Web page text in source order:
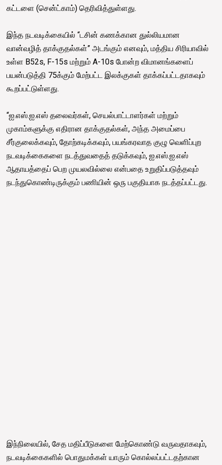
கட்டளை (சென்ட்காம்) தெரிவித்துள்ளது.
இந்த நடவடிக்கையில் “டசின் கணக்கான துல்லியமான
வான்வழித் தாக்குதல்கள்” அடங்கும் எனவும், மத்திய சிரியாவில்
உள்ள B52s, F-15s மற்றும் A-10s போன்ற விமானங்களைப்
பயன்படுத்தி 75க்கும் மேற்பட்ட இலக்குகள் தாக்கப்பட்டதாகவும்
கூறப்பட்டுள்ளது.
“ஐ.எஸ்.ஐ.எஸ் தலைவர்கள், செயல்பாட்டாளர்கள் மற்றும்
முகாம்களுக்கு எதிரான தாக்குதல்கள், அந்த அமைப்பை
சீர்குலைக்கவும், தோற்கடிக்கவும், பயங்கரவாத குழு வெளிப்புற
நடவடிக்கைகளை நடத்துவதைத் தடுக்கவும், ஐ.எஸ்.ஐ.எஸ்
ஆதாயத்தைப் பெற முயலவில்லை என்பதை உறுதிப்படுத்தவும்
நடந்துகொண்டிருக்கும் பணியின் ஒரு பகுதியாக நடத்தப்பட்டது.
இந்நிலையில், சேத மதிப்பீடுகளை மேற்கொண்டு வருவதாகவும்,
நடவடிக்கைகளில் பொதுமக்கள் யாரும் கொல்லப்பட்டதற்கான